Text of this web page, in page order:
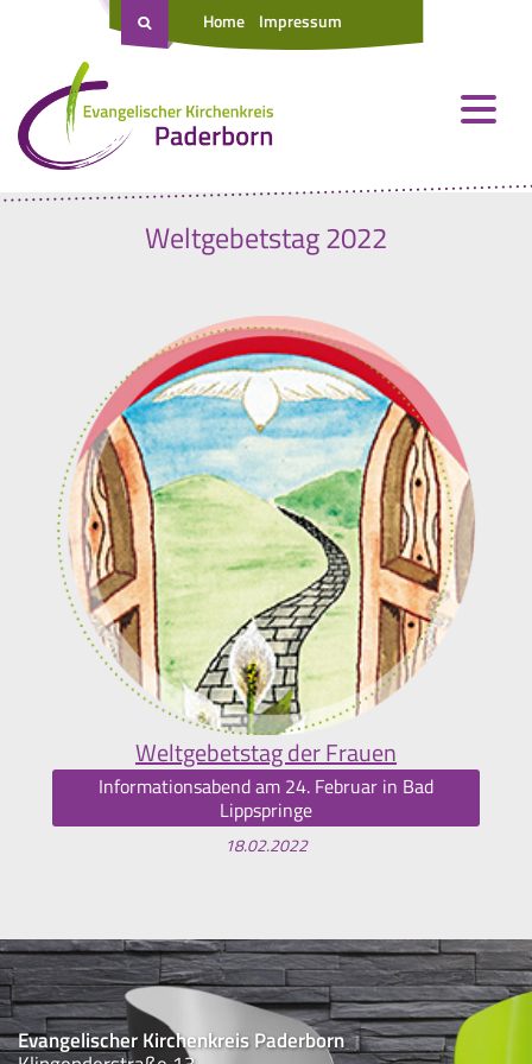
Home Impressum
Weltgebetstag 2022
Weltgebetstag der Frauen
Informationsabend am 24. Februar in Bad
Lippspringe
18.02.2022
Evangelischer Kirchenkreis Paderborn